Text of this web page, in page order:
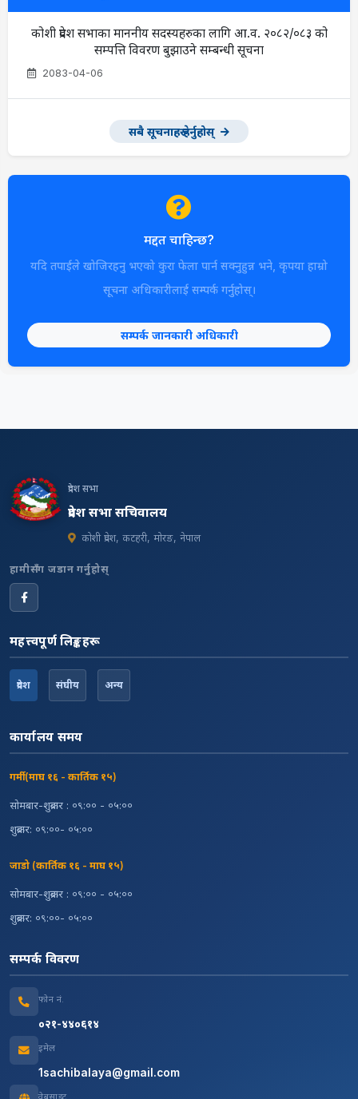
कोशी प्रदेश सभाका माननीय सदस्यहरुका लागि आ.व. २०८२/०८३ को
सम्पत्ति विवरण बुझाउने सम्बन्धी सूचना
2083-04-06
सबै सूचनाहरू हेर्नुहोस्
मद्दत चाहिन्छ?
यदि तपाईले खोजिरहनु भएको कुरा फेला पार्न सक्नुहुन्न भने, कृपया हाम्रो
सूचना अधिकारीलाई सम्पर्क गर्नुहोस्।
सम्पर्क जानकारी अधिकारी
प्रदेश सभा
प्रदेश सभा सचिवालय
कोशी प्रदेश, कटहरी, मोरङ, नेपाल
हामीसँग जडान गर्नुहोस्
महत्त्वपूर्ण लिङ्कहरू
प्रदेश संघीय अन्य
कार्यालय समय
गर्मी (माघ १६ - कार्तिक १५)
सोमबार-शुक्रबार : ०९:०० - ०५:००
शुक्रबार: ०९:००- ०५:००
जाडो (कार्तिक १६ - माघ १५)
सोमबार-शुक्रबार : ०९:०० - ०५:००
शुक्रबार: ०९:००- ०५:००
सम्पर्क विवरण
फोन नं.
०२१-४४०६१४
इमेल
1sachibalaya@gmail.com
वेबसाइट